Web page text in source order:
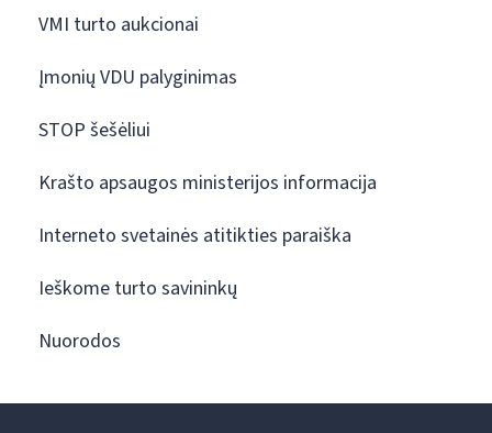
VMI turto aukcionai
Įmonių VDU palyginimas
STOP šešėliui
Krašto apsaugos ministerijos informacija
Interneto svetainės atitikties paraiška
Ieškome turto savininkų
Nuorodos